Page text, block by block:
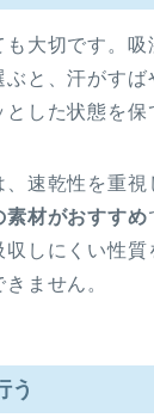
大切です。吸
と、汗がすば
した状態を保
速乾性を重視
素材がおすすめ
収しにくい性質
ません。
う